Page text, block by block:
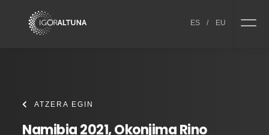
ES / EU
ATZERA EGIN
Namibia 2021, Okonjima Rino